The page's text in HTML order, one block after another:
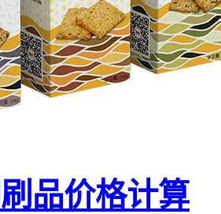
品价格计算